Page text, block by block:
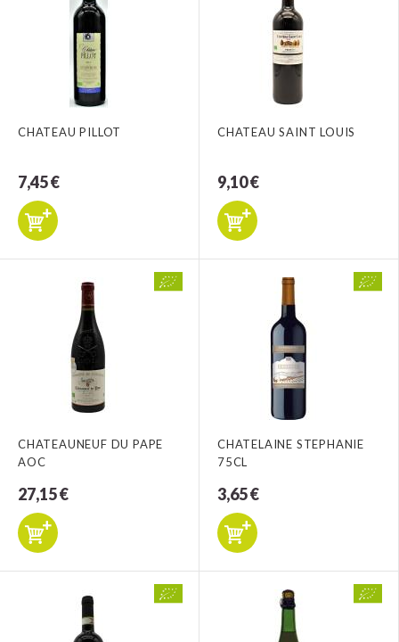
CHATEAU PILLOT
7,45 €
CHATEAU SAINT LOUIS
9,10 €
CHATEAUNEUF DU PAPE
AOC
27,15 €
CHATELAINE STEPHANIE
75CL
3,65 €